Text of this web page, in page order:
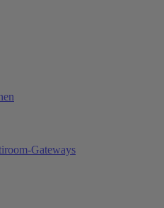
Gateways